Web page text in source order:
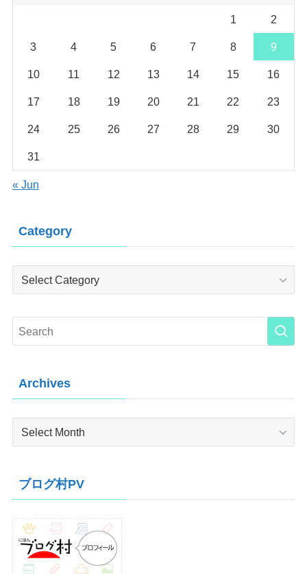
1 2
3 4 5 6 7 8 9
10 11 12 13 14 15 16
17 18 19 20 21 22 23
24 25 26 27 28 29 30
31
« Jun
Category
Category
Archives
ブログ村PV